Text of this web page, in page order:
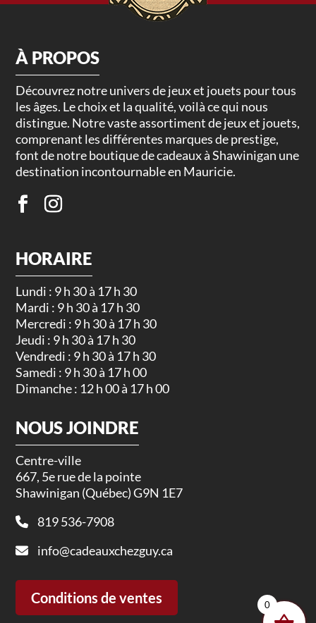
À PROPOS
Découvrez notre univers de jeux et jouets pour tous
les âges. Le choix et la qualité, voilà ce qui nous
distingue. Notre vaste assortiment de jeux et jouets,
comprenant les différentes marques de prestige,
font de notre boutique de cadeaux à Shawinigan une
destination incontournable en Mauricie.
HORAIRE
Lundi : 9 h 30 à 17 h 30
Mardi : 9 h 30 à 17 h 30
Mercredi : 9 h 30 à 17 h 30
Jeudi : 9 h 30 à 17 h 30
Vendredi : 9 h 30 à 17 h 30
Samedi : 9 h 30 à 17 h 00
Dimanche : 12 h 00 à 17 h 00
NOUS JOINDRE
Centre-ville
667, 5e rue de la pointe
Shawinigan (Québec) G9N 1E7
819 536-7908
info@cadeauxchezguy.ca
Conditions de ventes 0